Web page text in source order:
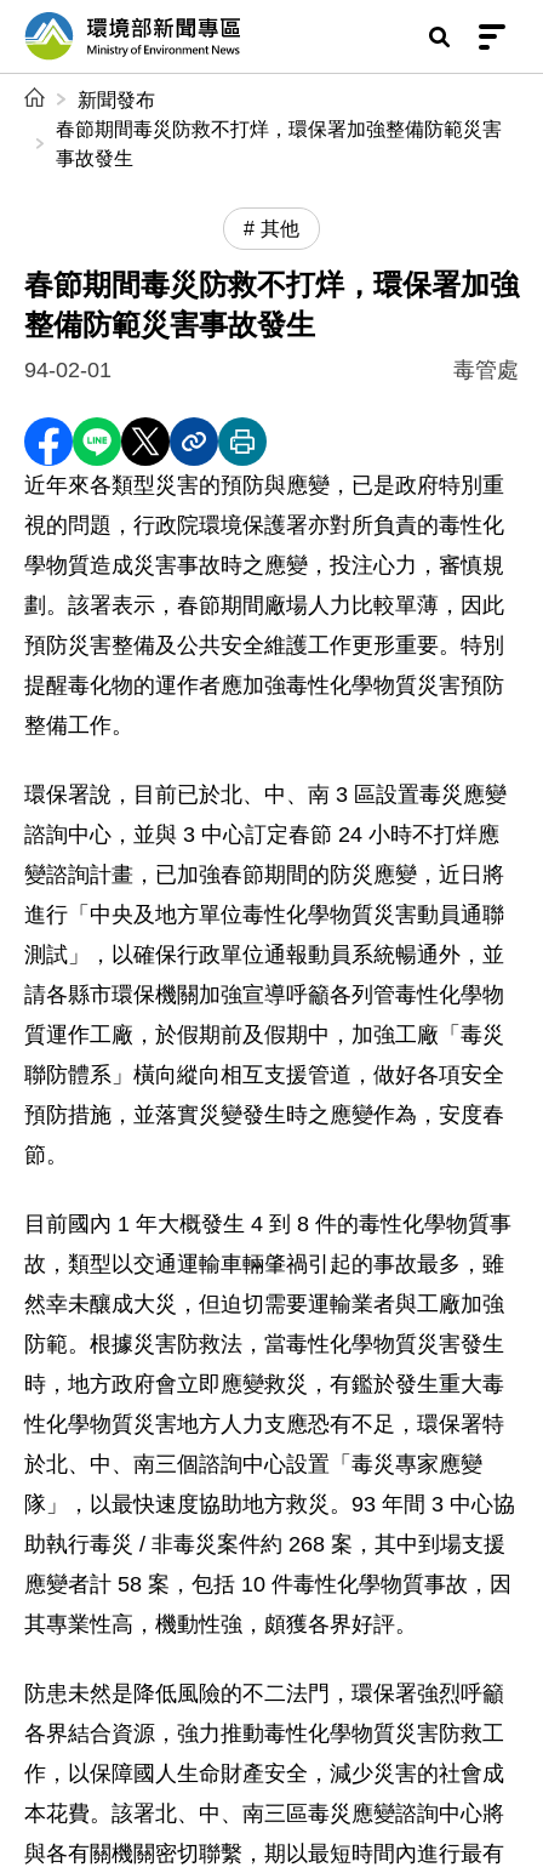
前往中央內容區塊
環境部新聞專區
新聞發布
春節期間毒災防救不打烊，環保署加強整備防範災害
事故發生
其他
春節期間毒災防救不打烊，環保署加強
整備防範災害事故發生
94-02-01 毒管處
分享至 Facebook
分享到 LINE
分享到 X分享內容連結
列印本頁
近年來各類型災害的預防與應變，已是政府特別重
視的問題，行政院環境保護署亦對所負責的毒性化
學物質造成災害事故時之應變，投注心力，審慎規
劃。該署表示，春節期間廠場人力比較單薄，因此
預防災害整備及公共安全維護工作更形重要。特別
提醒毒化物的運作者應加強毒性化學物質災害預防
整備工作。
環保署說，目前已於北、中、南 3 區設置毒災應變
諮詢中心，並與 3 中心訂定春節 24 小時不打烊應
變諮詢計畫，已加強春節期間的防災應變，近日將
進行「中央及地方單位毒性化學物質災害動員通聯
測試」，以確保行政單位通報動員系統暢通外，並
請各縣市環保機關加強宣導呼籲各列管毒性化學物
質運作工廠，於假期前及假期中，加強工廠「毒災
聯防體系」橫向縱向相互支援管道，做好各項安全
預防措施，並落實災變發生時之應變作為，安度春
節。
目前國內 1 年大概發生 4 到 8 件的毒性化學物質事
故，類型以交通運輸車輛肇禍引起的事故最多，雖
然幸未釀成大災，但迫切需要運輸業者與工廠加強
防範。根據災害防救法，當毒性化學物質災害發生
時，地方政府會立即應變救災，有鑑於發生重大毒
性化學物質災害地方人力支應恐有不足，環保署特
於北、中、南三個諮詢中心設置「毒災專家應變
隊」，以最快速度協助地方救災。93 年間 3 中心協
助執行毒災 / 非毒災案件約 268 案，其中到場支援
應變者計 58 案，包括 10 件毒性化學物質事故，因
其專業性高，機動性強，頗獲各界好評。
防患未然是降低風險的不二法門，環保署強烈呼籲
各界結合資源，強力推動毒性化學物質災害防救工
作，以保障國人生命財產安全，減少災害的社會成
本花費。該署北、中、南三區毒災應變諮詢中心將
與各有關機關密切聯繫，期以最短時間內進行最有